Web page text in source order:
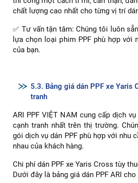
>> Thông số kỹ thuật của 5 dòng film
Thông số
Standar
T65MT
Standar
AR
Chất liệu TPU TPU TPU
Độ dày
8Mil 8Mil 9 Mil